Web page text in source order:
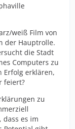
weiß Film von
der Hauptrolle.
die Stadt
Computers zu
Erfolg erklären,
feiert?
zu
es im